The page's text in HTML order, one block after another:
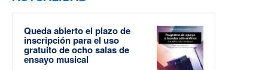
Queda abierto el plazo de
inscripción para el uso
gratuito de ocho salas de
ensayo musical